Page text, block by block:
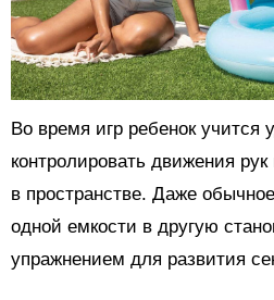
Во время игр ребенок учится
контролировать движения рук
в пространстве. Даже
одной емкости в другую
упражнением для развития